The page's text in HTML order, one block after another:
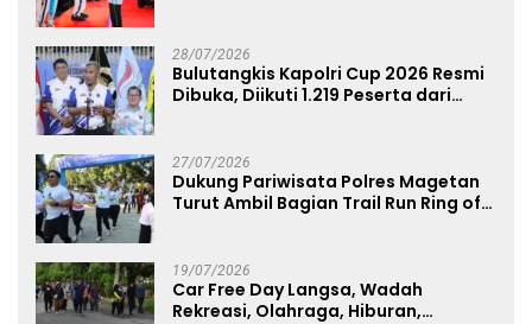
28/07/2026
Bulutangkis Kapolri Cup 2026 Resmi
Dibuka, Diikuti 1.219 Peserta dari
27/07/2026
Dukung Pariwisata Polres Magetan
Turut Ambil Bagian Trail Run Ring of
19/07/2026
Car Free Day Langsa, Wadah
Rekreasi, Olahraga, Hiburan,